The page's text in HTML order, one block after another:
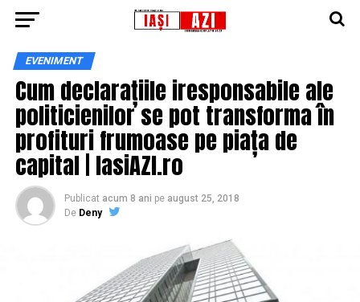
EVENIMENT
Cum declarațiile iresponsabile ale
politicienilor se pot transforma în
profituri frumoase pe piața de
capital | IasiAZI.ro
Publicat acum 8 ani pe august 25, 2018
De Deny